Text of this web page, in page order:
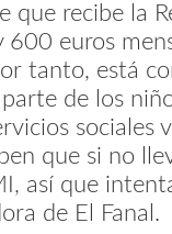
que recibe la
600 euros
tanto, está
de los
sociales
que si no
así que
de El Fanal.